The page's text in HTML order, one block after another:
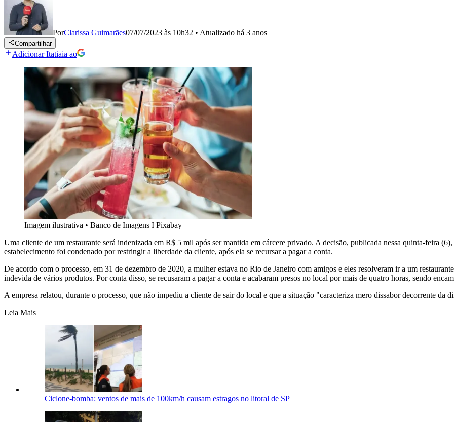
PorClarissa Guimarães07/07/2023 às 10h32 • Atualizado há 3 anos
Compartilhar
Adicionar Itatiaia ao
Imagem ilustrativa • Banco de Imagens I Pixabay
Uma cliente de um restaurante será indenizada em R$ 5 mil após ser mantida em cárcere privado. A decisão, publicada nessa quinta-feira
estabelecimento foi condenado por restringir a liberdade da cliente, após ela se recursar a pagar a conta.
De acordo com o processo, em 31 de dezembro de 2020, a mulher estava no Rio de Janeiro com amigos e eles resolveram ir a um
indevida de vários produtos. Por conta disso, se recusaram a pagar a conta e acabaram presos no local por mais de quatro horas, sendo
A empresa relatou, durante o processo, que não impediu a cliente de sair do local e que a situação "caracteriza mero dissabor decorrente da
Leia Mais
Ciclone-bomba: ventos de mais de 100km/h causam estragos no litoral de SP